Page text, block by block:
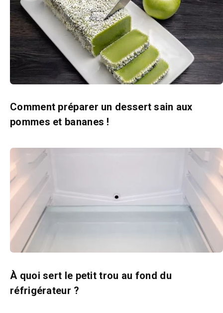
Comment préparer un dessert sain aux
pommes et bananes !
À quoi sert le petit trou au fond du
réfrigérateur ?